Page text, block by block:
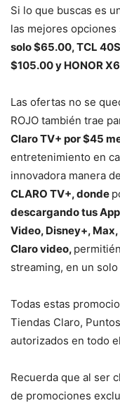
Si lo que buscas es
las mejores
solo $65.00, TCL
$105.00 y HONOR
Las ofertas no se
ROJO también trae
Claro TV+ por $45
entretenimiento en
innovadora manera
CLARO TV+, donde
descargando tus
Video, Disney+,
Claro video,
streaming, en un solo
Todas estas
Tiendas Claro,
autorizados en todo
Recuerda que al ser
de promociones